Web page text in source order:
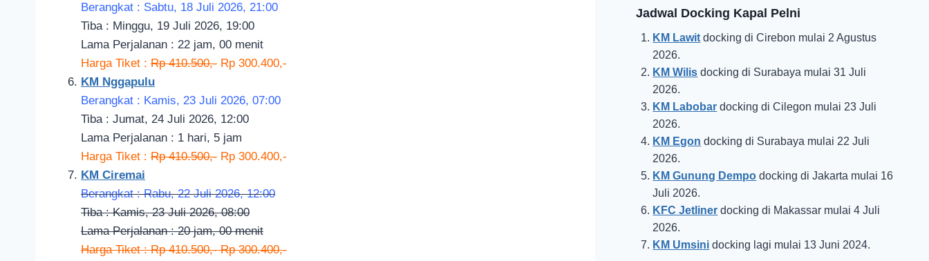
Berangkat : Sabtu, 18 Juli 2026, 21:00
Tiba : Minggu, 19 Juli 2026, 19:00
Lama Perjalanan : 22 jam, 00 menit
Harga Tiket : Rp 410.500,- Rp 300.400,-
KM Nggapulu
Berangkat : Kamis, 23 Juli 2026, 07:00
Tiba : Jumat, 24 Juli 2026, 12:00
Lama Perjalanan : 1 hari, 5 jam
Harga Tiket : Rp 410.500,- Rp 300.400,-
KM Ciremai
Berangkat : Rabu, 22 Juli 2026, 12:00
Tiba : Kamis, 23 Juli 2026, 08:00
Lama Perjalanan : 20 jam, 00 menit
Harga Tiket : Rp 410.500,- Rp 300.400,-
Jadwal Docking Kapal Pelni
KM Lawit docking di Cirebon mulai 2 Agustus
2026.
KM Wilis docking di Surabaya mulai 31 Juli
2026.
KM Labobar docking di Cilegon mulai 23 Juli
2026.
KM Egon docking di Surabaya mulai 22 Juli
2026.
KM Gunung Dempo docking di Jakarta mulai 16
Juli 2026.
KFC Jetliner docking di Makassar mulai 4 Juli
2026.
KM Umsini docking lagi mulai 13 Juni 2024.